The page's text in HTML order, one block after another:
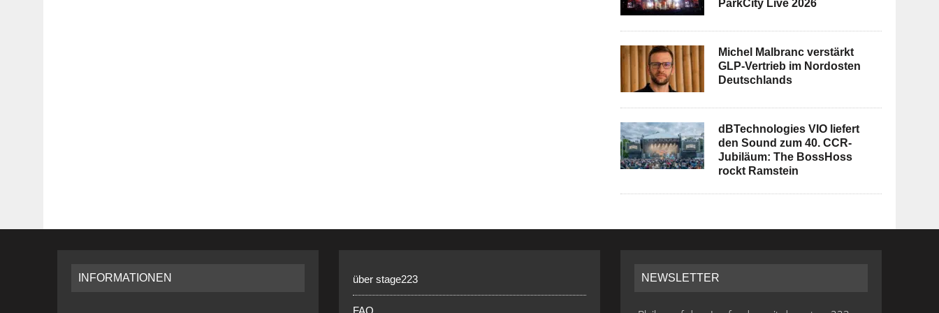
ParkCity Live 2026
Michel Malbranc verstärkt
GLP-Vertrieb im Nordosten
Deutschlands
dBTechnologies VIO liefert
den Sound zum 40. CCR-
Jubiläum: The BossHoss
rockt Ramstein
INFORMATIONEN über stage223 NEWSLETTER